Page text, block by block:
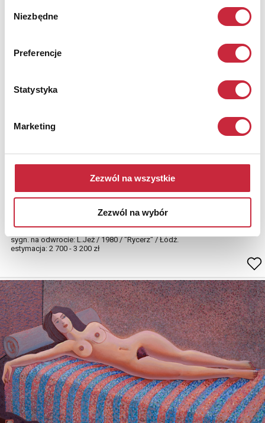
zgody
Niezbędne
Preferencje
Statystyka
Marketing
Zezwól na wszystkie
Zezwól na wybór
Leon JEŻ, XX w.
sygn. na odwrocie: L.Jeż / 1980 / "Rycerz" / Łódź.
estymacja: 2 700 - 3 200 zł